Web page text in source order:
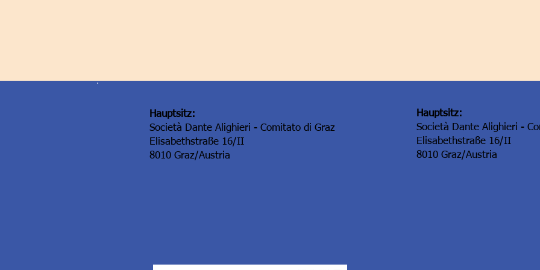
Hauptsitz:
Società Dante Alighieri - Comitato di Graz
Elisabethstraße 16/II
8010 Graz/Austria
Hauptsitz:
Società Dante Alighieri -
Elisabethstraße 16/II
8010 Graz/Austria